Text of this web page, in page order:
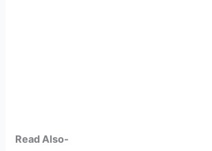
Read Also-